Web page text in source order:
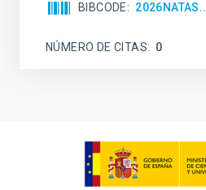
BIBCODE
NÚMERO DE CITAS 0